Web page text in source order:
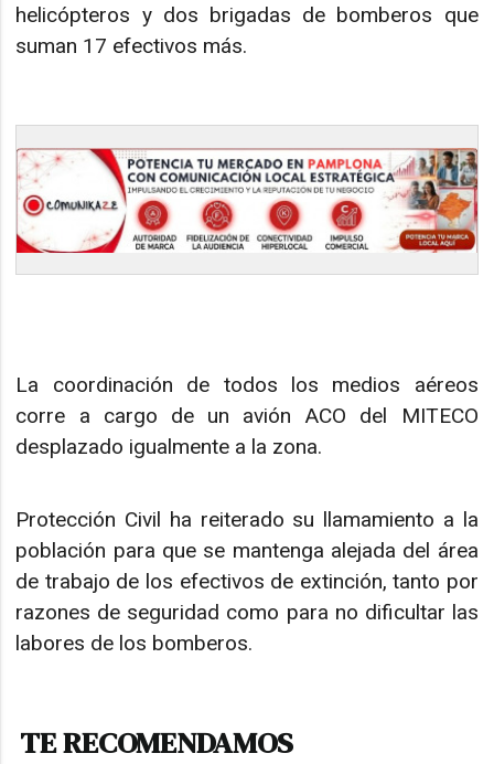
helicópteros y dos brigadas de bomberos que
suman 17 efectivos más.
La coordinación de todos los medios aéreos
corre a cargo de un avión ACO del MITECO
desplazado igualmente a la zona.
Protección Civil ha reiterado su llamamiento a la
población para que se mantenga alejada del área
de trabajo de los efectivos de extinción, tanto por
razones de seguridad como para no dificultar las
labores de los bomberos.
TE RECOMENDAMOS